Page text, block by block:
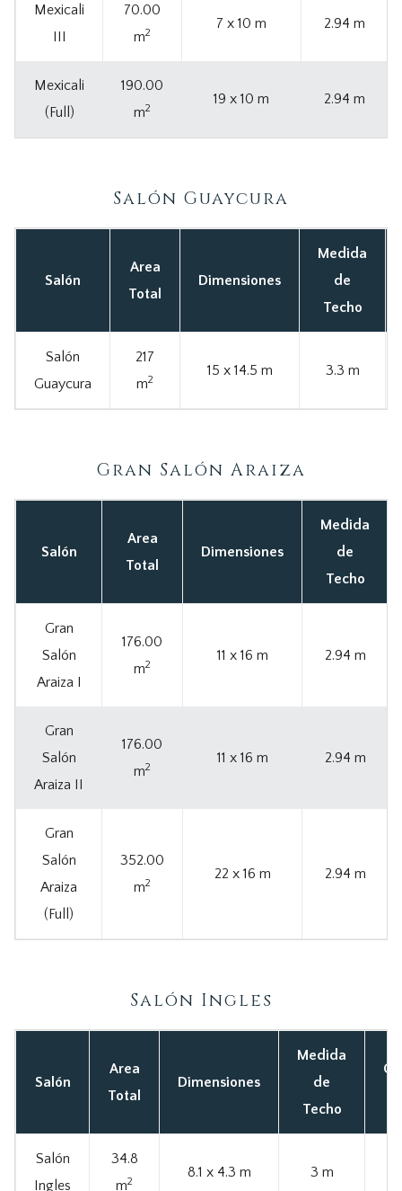
Mexicali
III
70.00
m2
7 x 10 m 2.94 m
Mexicali
(Full)
190.00
m2
19 x 10 m 2.94 m
Salón Guaycura
Salón
Area
Total
Dimensiones
Medida
de
Techo
Salón
Guaycura
217
m2
15 x 14.5 m 3.3 m
Gran Salón Araiza
Salón
Area
Total
Dimensiones
Medida
de
Techo
Gran
Salón
Araiza I
176.00
m2
11 x 16 m 2.94 m
Gran
Salón
Araiza II
176.00
m2
11 x 16 m 2.94 m
Gran
Salón
Araiza
(Full)
352.00
m2
22 x 16 m 2.94 m
Salón Ingles
Salón
Area
Total
Dimensiones
Medida
de
Techo
Salón
Ingles
34.8
m2
8.1 x 4.3 m 3 m